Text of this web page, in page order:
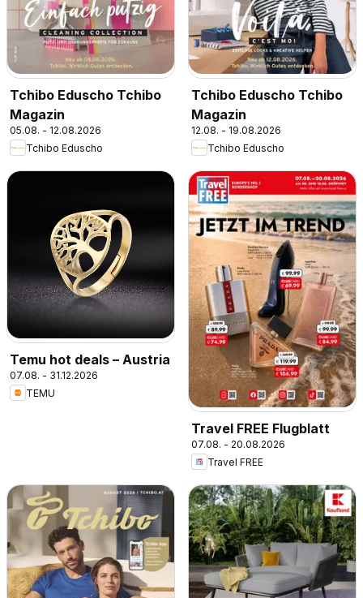
Tchibo Eduscho Tchibo
Magazin
05.08. - 12.08.2026
Tchibo Eduscho
Tchibo Eduscho Tchibo
Magazin
12.08. - 19.08.2026
Tchibo Eduscho
Temu hot deals – Austria
07.08. - 31.12.2026
TEMU
Travel FREE Flugblatt
07.08. - 20.08.2026
Travel FREE